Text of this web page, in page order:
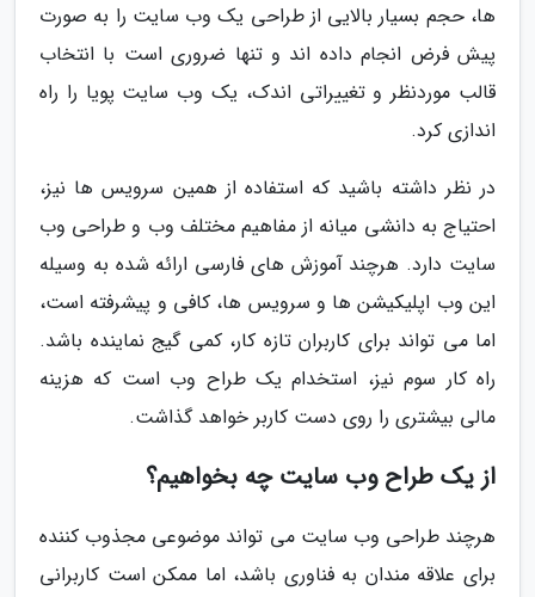
ها، حجم بسیار بالایی از طراحی یک وب سایت را به صورت
پیش فرض انجام داده اند و تنها ضروری است با انتخاب
قالب موردنظر و تغییراتی اندک، یک وب سایت پویا را راه
اندازی کرد.
در نظر داشته باشید که استفاده از همین سرویس ها نیز،
احتیاج به دانشی میانه از مفاهیم مختلف وب و طراحی وب
سایت دارد. هرچند آموزش های فارسی ارائه شده به وسیله
این وب اپلیکیشن ها و سرویس ها، کافی و پیشرفته است،
اما می تواند برای کاربران تازه کار، کمی گیج نماینده باشد.
راه کار سوم نیز، استخدام یک طراح وب است که هزینه
مالی بیشتری را روی دست کاربر خواهد گذاشت.
از یک طراح وب سایت چه بخواهیم؟
هرچند طراحی وب سایت می تواند موضوعی مجذوب کننده
برای علاقه مندان به فناوری باشد، اما ممکن است کاربرانی